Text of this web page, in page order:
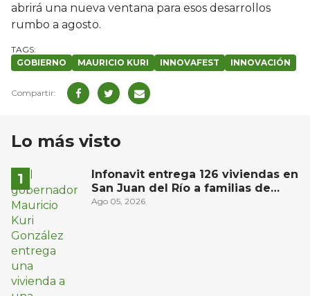
abrirá una nueva ventana para esos desarrollos
rumbo a agosto.
GOBIERNO MAURICIO KURI INNOVAFEST INNOVACIÓN
Lo más visto
Infonavit entrega 126 viviendas en
San Juan del Río a familias de
bajos ingresos
Ago 05, 2026